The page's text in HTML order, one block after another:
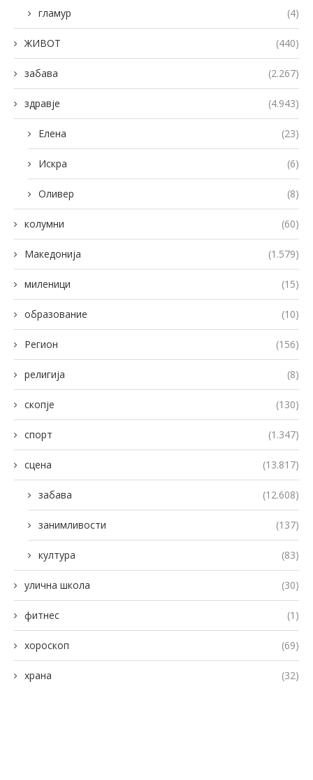
гламур (4)
ЖИВОТ (440)
забава (2.267)
здравје (4.943)
Елена (23)
Искра (6)
Оливер (8)
колумни (60)
Македонија (1.579)
миленици (15)
образование (10)
Регион (156)
религија (8)
скопје (130)
спорт (1.347)
сцена (13.817)
забава (12.608)
занимливости (137)
култура (83)
улична школа (30)
фитнес (1)
хороскоп (69)
храна (32)